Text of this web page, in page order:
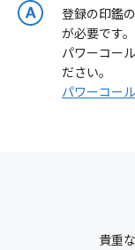
登録の印鑑
が必要です。
パワーコー
ださい。
パワーコール
貴重